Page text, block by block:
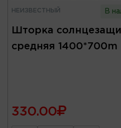
НЕИЗВЕСТНЫЙ В
Шторка
средняя 1400*700m
330.00